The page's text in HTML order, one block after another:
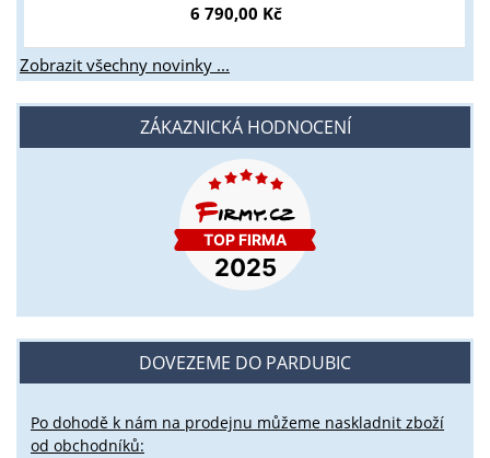
6 790,00 Kč
Zobrazit všechny novinky ...
ZÁKAZNICKÁ HODNOCENÍ
DOVEZEME DO PARDUBIC
Po dohodě k nám na prodejnu můžeme naskladnit zboží
od obchodníků: